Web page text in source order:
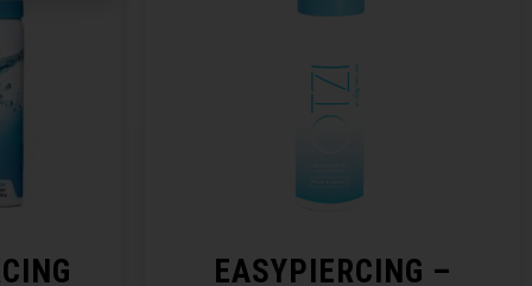
EASYPIERCING –